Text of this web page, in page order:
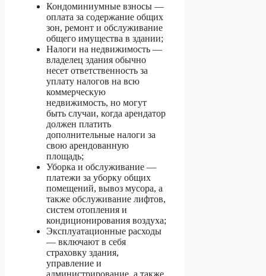
Кондоминиумные взносы —
оплата за содержание общих
зон, ремонт и обслуживание
общего имущества в здании;
Налоги на недвижимость —
владелец здания обычно
несет ответственность за
уплату налогов на всю
коммерческую
недвижимость, но могут
быть случаи, когда арендатор
должен платить
дополнительные налоги за
свою арендованную
площадь;
Уборка и обслуживание —
платежи за уборку общих
помещений, вывоз мусора, а
также обслуживание лифтов,
систем отопления и
кондиционирования воздуха;
Эксплуатационные расходы
— включают в себя
страховку здания,
управление и
администрирование, а также